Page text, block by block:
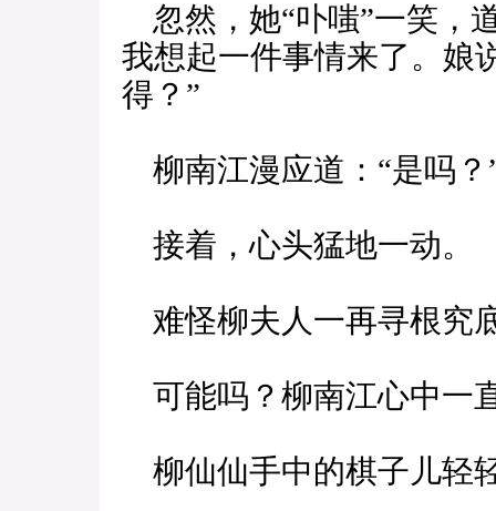
忽然，她“卟嗤”一笑，
我想起一件事情来了。娘
得？”
柳南江漫应道：“是吗？
接着，心头猛地一动。
难怪柳夫人一再寻根究
可能吗？柳南江心中一
柳仙仙手中的棋子儿轻